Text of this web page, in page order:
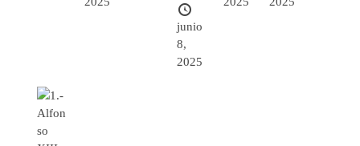
junio
8,
2025